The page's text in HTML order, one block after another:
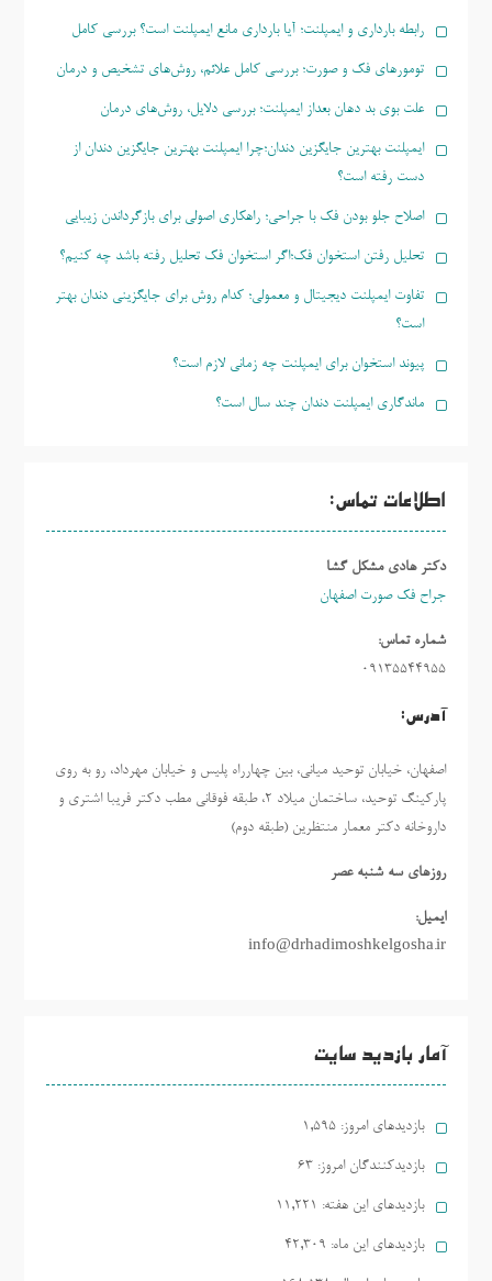
رابطه بارداری و ایمپلنت؛ آیا بارداری مانع ایمپلنت است؟ بررسی کامل
تومورهای فک و صورت؛ بررسی کامل علائم، روش‌های تشخیص و درمان
علت بوی بد دهان بعداز ایمپلنت؛ بررسی دلایل، روش‌های درمان
ایمپلنت بهترین جایگزین دندان؛چرا ایمپلنت بهترین جایگزین دندان از
دست رفته است؟
اصلاح جلو بودن فک با جراحی؛ راهکاری اصولی برای بازگرداندن زیبایی
تحلیل رفتن استخوان فک؛اگر استخوان فک تحلیل رفته باشد چه کنیم؟
تفاوت ایمپلنت دیجیتال و معمولی؛ کدام روش برای جایگزینی دندان بهتر
است؟
پیوند استخوان برای ایمپلنت چه زمانی لازم است؟
ماندگاری ایمپلنت دندان چند سال است؟
اطلاعات تماس:
دکتر هادی مشکل گشا
جراح فک صورت اصفهان
شماره تماس:
09135544955
آدرس:
اصفهان، خیابان توحید میانی، بین چهارراه پلیس و خیابان مهرداد، رو به روی
پارکینگ توحید، ساختمان میلاد ٢، طبقه فوقانی مطب دکتر فریبا اشتری و
داروخانه دکتر معمار منتظرین (طبقه دوم)
روزهاي سه شنبه عصر
ایمیل:
info@drhadimoshkelgosha.ir
آمار بازدید سایت
بازدیدهای امروز: 1,595
بازدیدکنندگان امروز: 63
بازدیدهای این هفته: 11,221
بازدیدهای این ماه: 42,309